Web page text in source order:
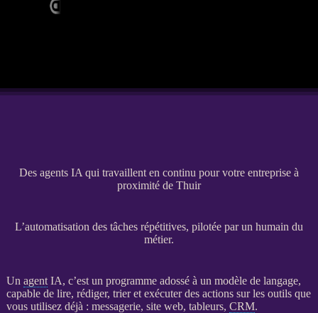
Des agents IA qui travaillent en continu pour votre entreprise à
proximité de Thuir
L’automatisation des tâches répétitives, pilotée par un humain du
métier.
Un agent IA, c’est un programme adossé à un modèle de langage,
capable de lire, rédiger, trier et exécuter des actions sur les outils que
vous utilisez déjà : messagerie, site web, tableurs, CRM.